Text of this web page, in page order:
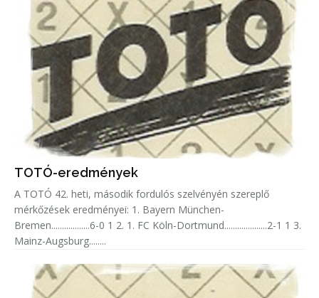
TOTÓ-eredmények
A TOTÓ 42. heti, második fordulós szelvényén szereplő
mérkőzések eredményei: 1. Bayern München-
Bremen..................6-0 1 2. 1. FC Köln-Dortmund....................2-1 1 3.
Mainz-Augsburg........